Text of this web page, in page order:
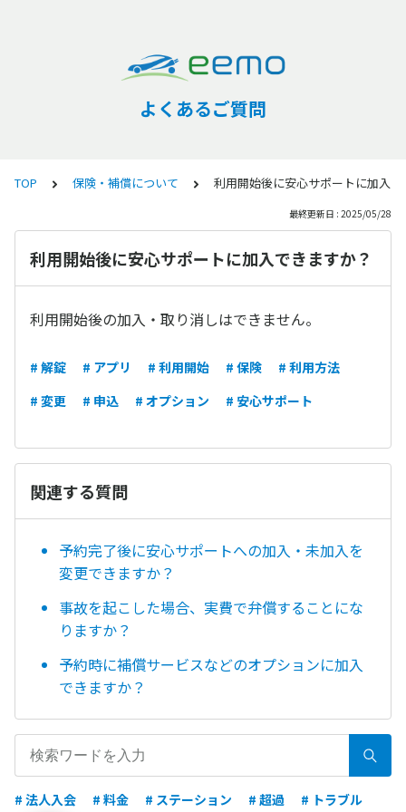
よくあるご質問
TOP 保険・補償について 利用開始後に安心サポートに加入
最終更新日 : 2025/05/28
利用開始後に安心サポートに加入できますか？
利用開始後の加入・取り消しはできません。
# 解錠 # アプリ # 利用開始 # 保険
# 利用方法
# 変更
# 申込 # オプション # 安心サポート
関連する質問
予約完了後に安心サポートへの加入・未加入を
変更できますか？
事故を起こした場合、実費で弁償することにな
りますか？
予約時に補償サービスなどのオプションに加入
できますか？
# 法人入会 # 料金 # ステーション # 超過 # トラブル